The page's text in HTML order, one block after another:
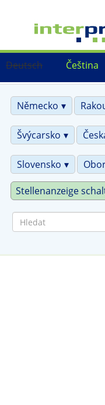
hlavnímu
Čeština
Deutsch
Německo
Švýcarsko
Slovensko
Stellenanzeige